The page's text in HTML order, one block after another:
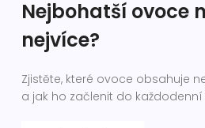
Nejbohatší ovoce
nejvíce?
Zjistěte, které ovoce obsahuje
a jak ho začlenit do